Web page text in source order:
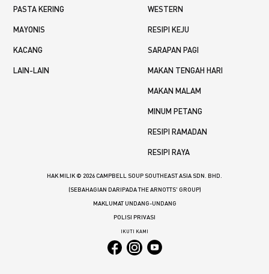
PASTA KERING
MAYONIS
KACANG
LAIN-LAIN
WESTERN
RESIPI KEJU
SARAPAN PAGI
MAKAN TENGAH HARI
MAKAN MALAM
MINUM PETANG
RESIPI RAMADAN
RESIPI RAYA
HAK MILIK © 2026 CAMPBELL SOUP SOUTHEAST ASIA SDN. BHD.
(SEBAHAGIAN DARIPADA THE ARNOTTS' GROUP)
MAKLUMAT UNDANG-UNDANG
POLISI PRIVASI
IKUTI KAMI